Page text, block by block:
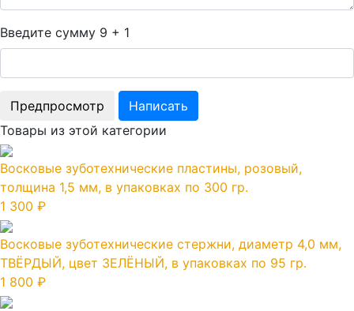
Введите сумму 9 + 1
Товары из этой категории
Восковые зуботехнические пластины, розовый,
толщина 1,5 мм, в упаковках по 300 гр.
1 300 ₽
Восковые зуботехнические стержни, диаметр 4,0 мм,
ТВЁРДЫЙ, цвет ЗЕЛЁНЫЙ, в упаковках по 95 гр.
1 800 ₽